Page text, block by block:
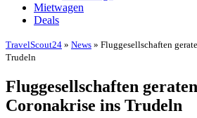
Mietwagen
Deals
TravelScout24 » News » Fluggesellschaften
Trudeln
Fluggesellschaften
Coronakrise ins Trudeln